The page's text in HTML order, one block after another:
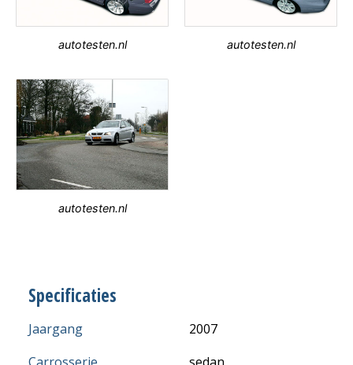
autotesten.nl autotesten.nl
autotesten.nl
Specificaties
Jaargang
2007